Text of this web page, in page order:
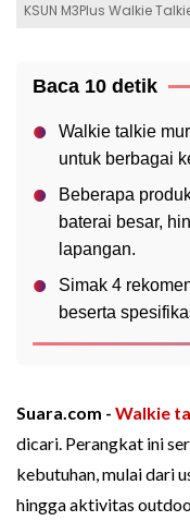
KSUN M3Plus Walkie
Baca 10 detik
Walkie talkie
untuk berbagai
Beberapa
baterai besar,
lapangan.
Simak 4
beserta
Suara.com - Walkie
dicari. Perangkat ini
kebutuhan, mulai dari
hingga aktivitas